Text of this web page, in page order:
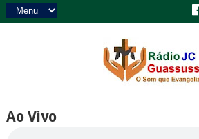
Ao Vivo